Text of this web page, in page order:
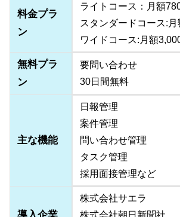
料金プラ
ン
ライトコース：月額
スタンダードコース:月
ワイドコース:月額
無料プラ
ン
要問い合わせ
30日間無料
主な機能
日報管理
案件管理
問い合わせ管理
タスク管理
採用面接管理など
導入企業
株式会社サエラ
株式会社朝日新聞社